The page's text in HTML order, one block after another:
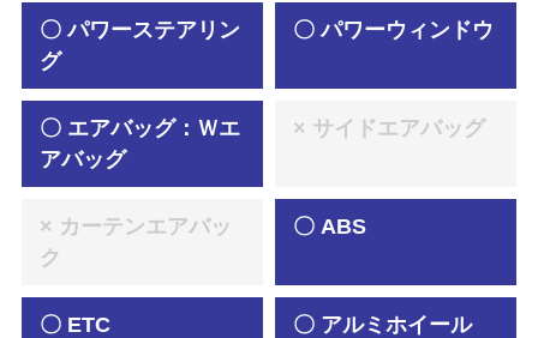
〇 パワーステアリン
グ
〇 パワーウィンドウ
〇 エアバッグ：Ｗエ
アバッグ
× サイドエアバッグ
× カーテンエアバッ
ク
〇 ABS
〇 ETC 〇 アルミホイール